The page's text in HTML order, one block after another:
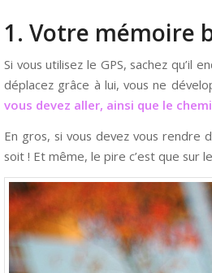
1. Votre mémoire
Si vous utilisez le GPS, sachez qu’il
déplacez grâce à lui, vous ne
vous devez aller, ainsi que le
En gros, si vous devez vous rendre
soit ! Et même, le pire c’est que sur